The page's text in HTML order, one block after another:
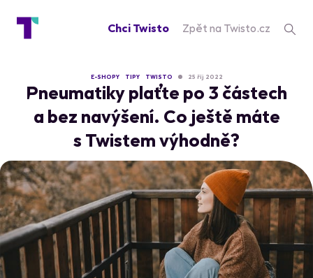
Chci Twisto Zpět na Twisto.cz
E-SHOPY TIPY TWISTO 25 říj 2022
Pneumatiky plaťte po 3 částech
a bez navýšení. Co ještě máte
s Twistem výhodně?